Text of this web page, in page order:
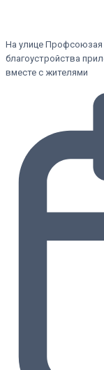
На улице
благоустройства
вместе с жителями